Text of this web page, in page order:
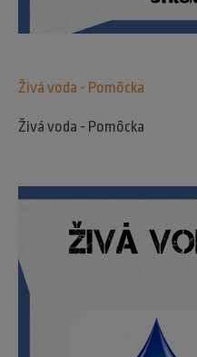
Živá voda - Pomôcka
Živá voda - Pomôcka